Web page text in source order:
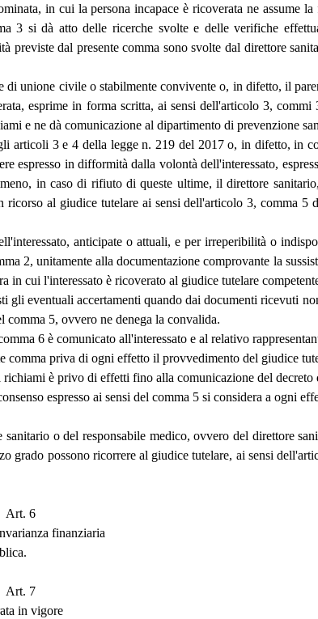
in cui la persona incapace è ricoverata ne assume
si dà atto delle ricerche svolte e delle verifiche
dal presente comma sono svolte dal direttore
unione civile o stabilmente convivente o, in difetto, il
esprime in forma scritta, ai sensi dell'articolo 3,
e ne dà comunicazione al dipartimento di prevenzione
articoli 3 e 4 della legge n. 219 del 2017 o, in difetto, in
espresso in difformità dalla volontà dell'interessato,
in caso di rifiuto di queste ultime, il direttore
al giudice tutelare ai sensi dell'articolo 3, comma 5
anticipate o attuali, e per irreperibilità o
2, unitamente alla documentazione comprovante la
cui l'interessato è ricoverato al giudice tutelare
eventuali accertamenti quando dai documenti ricevuti
comma 5, ovvero ne denega la convalida.
6 è comunicato all'interessato e al relativo
priva di ogni effetto il provvedimento del giudice
è privo di effetti fino alla comunicazione del decreto
espresso ai sensi del comma 5 si considera a ogni
o del responsabile medico, ovvero del direttore
possono ricorrere al giudice tutelare, ai sensi
Art. 6
finanziaria
Art. 7
in vigore